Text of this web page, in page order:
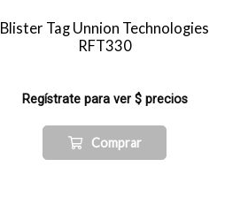
Blister Tag Unnion Technologies
RFT330
Regístrate para ver $ precios
Comprar